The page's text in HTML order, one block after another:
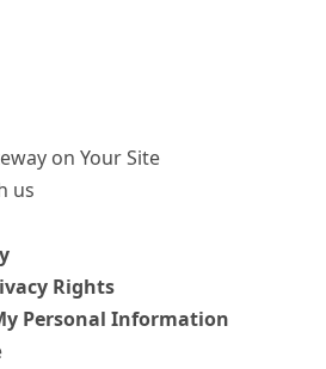
on Your Site
us
Rights
Personal Information